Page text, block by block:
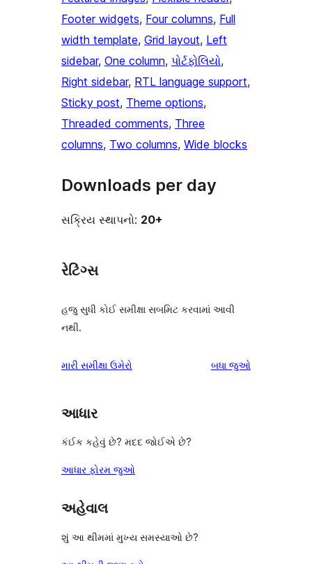
Footer widgets, Four columns, Full
width template, Grid layout, Left
sidebar, One column, પોર્ટફોલિયો
Right sidebar, RTL language support
Sticky post, Theme options
Threaded comments, Three
columns, Two columns, Wide blocks
Downloads per day
સક્રિય સ્થાપનો: 20+
રેટિંગ્સ
હજુ સુધી કોઈ સમીક્ષા સબમિટ કરવામાં આવી
નથી.
મારી સમીક્ષા ઉમેરો બધા સમીક્ષાઓ
જુઓ
આધાર
કંઈક કહેવું છે? મદદ જોઈએ છે?
આધાર ફોરમ જુઓ
અહેવાલ
શું આ થીમમાં મુખ્ય સમસ્યાઓ છે?